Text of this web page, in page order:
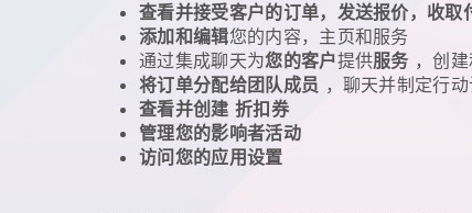
查看并接受客户的订单，发送报价，收取
添加和编辑您的内容，主页和服务
通过集成聊天为您的客户提供服务 ，创
将订单分配给团队成员 ，聊天并制定行动
查看并创建 折扣券
管理您的影响者活动
访问您的应用设置